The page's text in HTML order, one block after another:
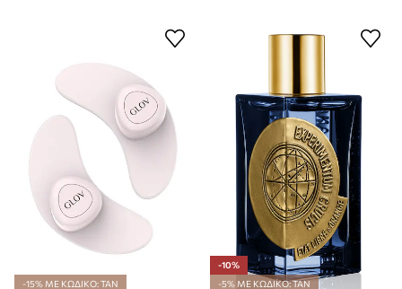
-15% ΜΕ ΚΩΔΙΚΟ: TAN
-10%
-5% ΜΕ ΚΩΔΙΚΟ: TAN